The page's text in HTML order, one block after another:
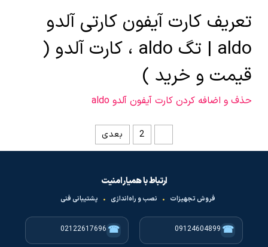
تعریف کارت آیفون کارتی آلدو
aldo | تگ aldo ، کارت آلدو (
قیمت و خرید )
حذف و اضافه کردن کارت آیفون آلدو aldo
2 بعدی
ارتباط با همیار امنیت
فروش تجهیزات • نصب و راه‌اندازی • پشتیبانی فنی
☎
09124604899
☎
02122617696